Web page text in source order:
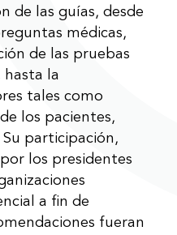
de las guías, desde
médicas,
de las pruebas
hasta la
tales como
los pacientes,
participación,
los presidentes
a fin de
fueran